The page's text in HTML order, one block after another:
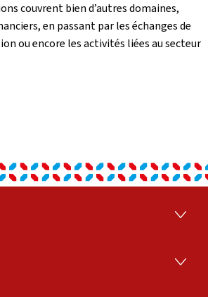
couvrent bien d’autres domaines,
en passant par les échanges de
ou encore les activités liées au secteur